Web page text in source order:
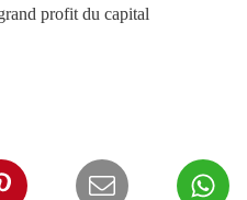
profit du capital